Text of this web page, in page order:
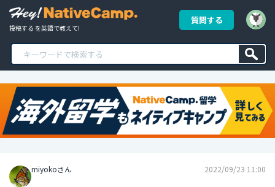
投稿する を英語で教えて!
質問する
miyokoさん 2022/09/23 11:00